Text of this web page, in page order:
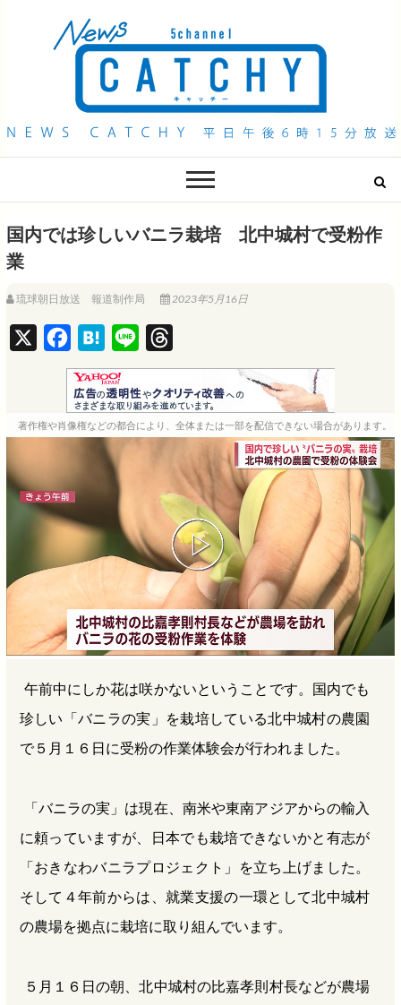
QAB NEWS Headline
国内では珍しいバニラ栽培 北中城村で受粉作
業
琉球朝日放送 報道制作局 2023年5月16日
a
c
e
o
k
H
a
t
e
n
i
n
e
h
r
e
s
著作権や肖像権などの都合により、全体または一部を配信できない場合があります。
午前中にしか花は咲かないということです。国内でも
珍しい「バニラの実」を栽培している北中城村の農園
で５月１６日に受粉の作業体験会が行われました。
「バニラの実」は現在、南米や東南アジアからの輸入
に頼っていますが、日本でも栽培できないかと有志が
「おきなわバニラプロジェクト」を立ち上げました。
そして４年前からは、就業支援の一環として北中城村
の農場を拠点に栽培に取り組んでいます。
５月１６日の朝、北中城村の比嘉孝則村長などが農場